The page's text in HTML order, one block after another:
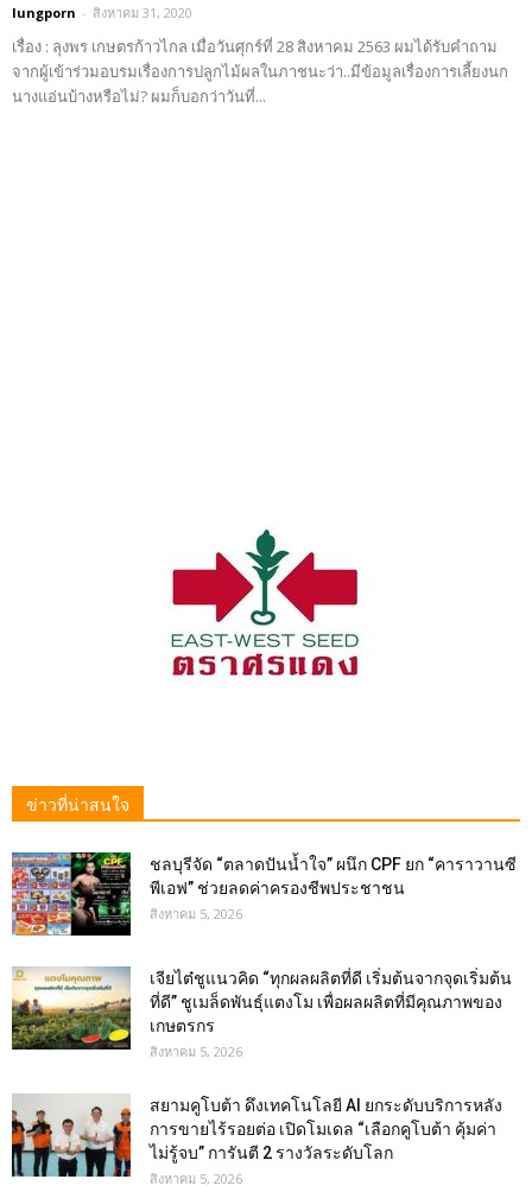
lungporn - สิงหาคม 31, 2020
เรื่อง : ลุงพร เกษตรก้าวไกล เมื่อวันศุกร์ที่ 28 สิงหาคม 2563 ผมได้รับคำถาม
จากผู้เข้าร่วมอบรมเรื่องการปลูกไม้ผลในภาชนะว่า..มีข้อมูลเรื่องการเลี้ยงนก
นางแอ่นบ้างหรือไม่? ผมก็บอกว่าวันที่...
ข่าวที่น่าสนใจ
ชลบุรีจัด “ตลาดปันน้ำใจ” ผนึก CPF ยก “คาราวานซี
พีเอฟ” ช่วยลดค่าครองชีพประชาชน
สิงหาคม 5, 2026
เจียไต๋ชูแนวคิด “ทุกผลผลิตที่ดี เริ่มต้นจากจุดเริ่มต้น
ที่ดี” ชูเมล็ดพันธุ์แตงโม เพื่อผลผลิตที่มีคุณภาพของ
เกษตรกร
สิงหาคม 5, 2026
สยามคูโบต้า ดึงเทคโนโลยี AI ยกระดับบริการหลัง
การขายไร้รอยต่อ เปิดโมเดล “เลือกคูโบต้า คุ้มค่า
ไม่รู้จบ” การันตี 2 รางวัลระดับโลก
สิงหาคม 5, 2026